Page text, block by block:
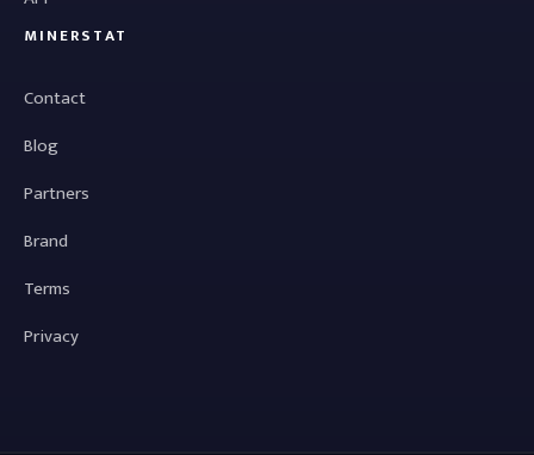
MINERSTAT
Contact
Blog
Partners
Brand
Terms
Privacy